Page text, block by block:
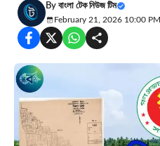
By বাংলা টেক নিউজ টিম
February 21, 2026 10:00 PM